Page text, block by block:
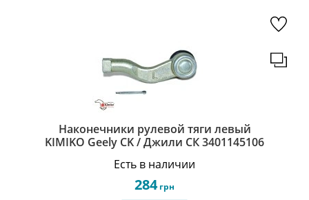
Наконечники рулевой тяги левый
KIMIKO Geely CK / Джили СК 3401145106
Есть в наличии
284грн